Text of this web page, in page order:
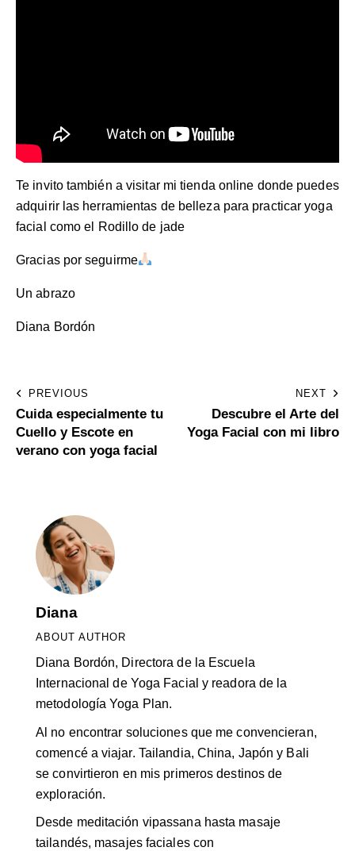
Te invito también a visitar mi tienda online donde puedes
adquirir las herramientas de belleza para practicar yoga
facial como el
Rodillo de jade
Gracias por seguirme
Un abrazo
Diana Bordón
PREVIOUS
Cuida especialmente tu
Cuello y Escote en
verano con yoga facial
NEXT
Descubre el Arte del
Yoga Facial con mi libro
Diana
ABOUT AUTHOR
Diana Bordón, Directora de la Escuela
Internacional de Yoga Facial y readora de la
metodología Yoga Plan.
Al no encontrar soluciones que me convencieran,
comencé a viajar. Tailandia, China, Japón y Bali
se convirtieron en mis primeros destinos de
exploración.
Desde meditación vipassana hasta masaje
tailandés, masajes faciales con